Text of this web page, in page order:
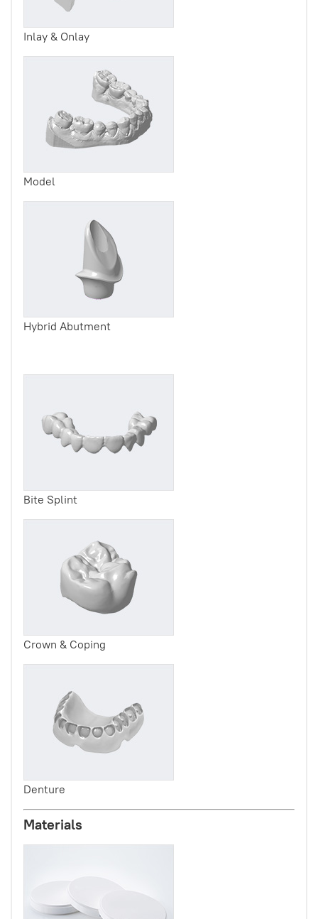
Inlay & Onlay
Model
Hybrid Abutment
Bite Splint
Crown & Coping
Denture
Materials